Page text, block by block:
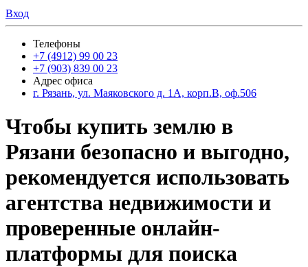
Вход
Телефоны
+7 (4912) 99 00 23
+7 (903) 839 00 23
Адрес офиса
г. Рязань, ул. Маяковского д. 1А, корп.В, оф.506
Чтобы купить землю в
Рязани безопасно и выгодно,
рекомендуется использовать
агентства недвижимости и
проверенные онлайн-
платформы для поиска